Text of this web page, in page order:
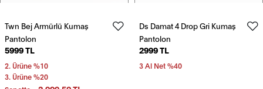
Twn Bej Armürlü Kumaş
Pantolon
5999 TL
2. Ürüne %10
3. Ürüne %20
Ds Damat 4 Drop Gri Kumaş
Pantolon
2999 TL
3 Al Net %40